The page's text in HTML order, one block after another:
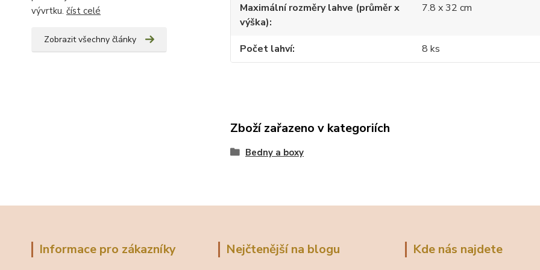
vývrtku. číst celé
Zobrazit všechny články
Maximální rozměry lahve (průměr x
výška)
7.8 x 32 cm
Počet lahví 8 ks
Zboží zařazeno v kategoriích
Bedny a boxy
Informace pro zákazníky Nejčtenější na blogu Kde nás najdete